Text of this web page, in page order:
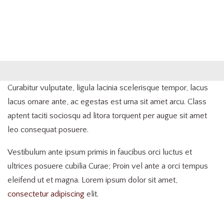
Curabitur vulputate, ligula lacinia scelerisque tempor, lacus
lacus ornare ante, ac egestas est urna sit amet arcu. Class
aptent taciti sociosqu ad litora torquent per augue sit amet
leo consequat posuere.
Vestibulum ante ipsum primis in faucibus orci luctus et
ultrices posuere cubilia Curae; Proin vel ante a orci tempus
eleifend ut et magna. Lorem ipsum dolor sit amet,
consectetur adipiscing elit.